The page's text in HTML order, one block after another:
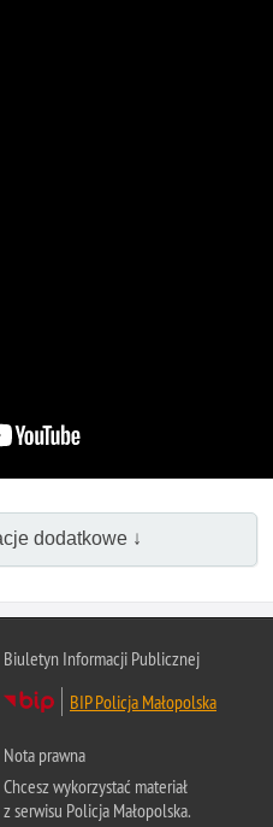
dodatkowe ↓
Biuletyn Informacji Publicznej
BIP Policja Małopolska
Nota prawna
Chcesz wykorzystać materiał
z serwisu Policja Małopolska.